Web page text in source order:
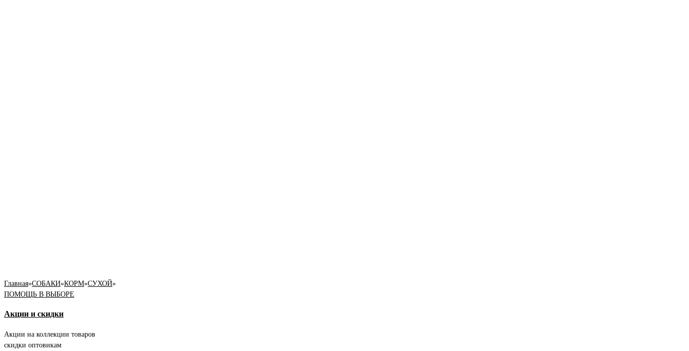
Главная»СОБАКИ»КОРМ»СУХОЙ»
ПОМОЩЬ В ВЫБОРЕ
Акции и скидки
Акции на коллекции товаров
скидки оптовикам